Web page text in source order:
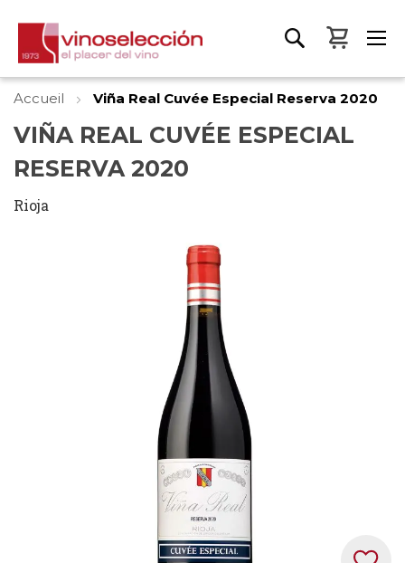
Mon
Accueil Viña Real Cuvée Especial Reserva 2020
VIÑA REAL CUVÉE ESPECIAL
RESERVA 2020
Rioja